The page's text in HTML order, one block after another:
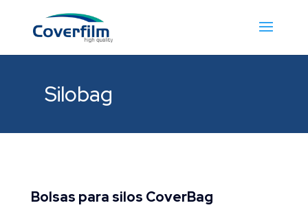
Silobag
Bolsas para silos CoverBag